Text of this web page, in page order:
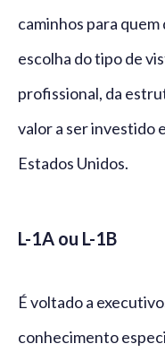
caminhos para
escolha do tipo de
profissional, da
valor a ser investido
Estados Unidos.
L-1A ou L-1B
É voltado a
conhecimento